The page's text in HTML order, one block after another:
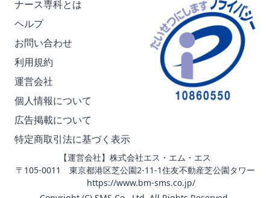
ナース専科とは
ヘルプ
お問い合わせ
利用規約
運営会社
個人情報について
広告掲載について
特定商取引法に基づく表示
【運営会社】株式会社エス・エム・エス
〒105-0011 東京都港区芝公園2-11-1住友不動産芝公園タワー
https://www.bm-sms.co.jp/